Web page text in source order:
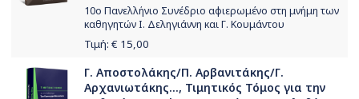
10ο Πανελλήνιο Συνέδριο αφιερωμένο στη μνήμη των
καθηγητών Ι. Δεληγιάννη και Γ. Κουμάντου
Τιμή: € 15,00
Γ. Αποστολάκης/Π. Αρβανιτάκης/Γ.
Αρχανιωτάκης..., Τιμητικός Τόμος για την